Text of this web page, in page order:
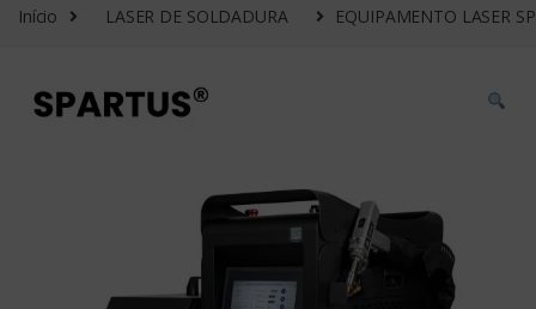
Início LASER DE SOLDADURA EQUIPAMENTO LASER